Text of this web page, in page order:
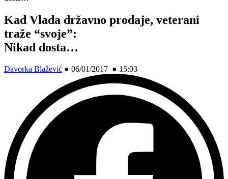
Kad Vlada državno prodaje, veterani
traže “svoje”:
Nikad dosta…
Davorka Blažević ● 06/01/2017 ● 15:03